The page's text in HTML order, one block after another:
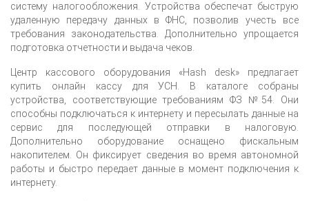
систему налогообложения. Устройства обеспечат быструю
удаленную передачу данных в ФНС, позволив учесть все
требования законодательства. Дополнительно упрощается
подготовка отчетности и выдача чеков.
Центр кассового оборудования «Hash desk» предлагает
купить онлайн кассу для УСН. В каталоге собраны
устройства, соответствующие требованиям ФЗ №54. Они
способны подключаться к интернету и пересылать данные на
сервис для последующей отправки в налоговую.
Дополнительно оборудование оснащено фискальным
накопителем. Он фиксирует сведения во время автономной
работы и быстро передает данные в момент подключения к
интернету.